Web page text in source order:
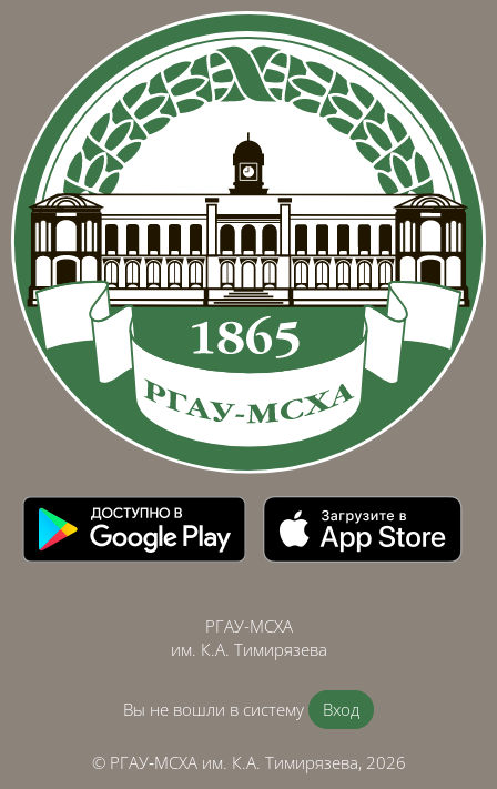
РГАУ-МСХА
им. К.А. Тимирязева
Вы не вошли в систему Вход
© РГАУ‑МСХА им. К.А. Тимирязева, 2026